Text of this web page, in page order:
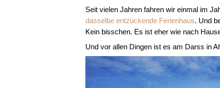
Seit vielen Jahren fahren wir einmal im
dasselbe entzückende Ferienhaus. Und
Kein bisschen. Es ist eher wie nach
Und vor allen Dingen ist es am Darss in